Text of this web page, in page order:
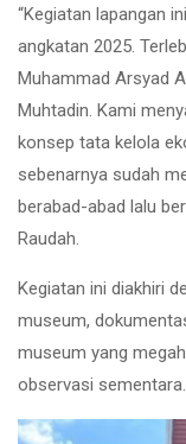
“Kegiatan lapangan
angkatan 2025.
Muhammad Arsyad
Muhtadin. Kami
konsep tata kelola
sebenarnya sudah
berabad-abad lalu
Raudah.
Kegiatan ini diakhiri
museum,
museum yang
observasi sementara.